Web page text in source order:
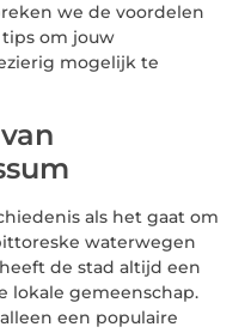
we de voordelen
om jouw
mogelijk te
als het gaat om
waterwegen
de stad altijd een
lokale gemeenschap.
een populaire